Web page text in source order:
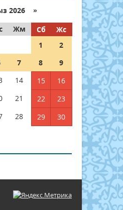
2026 »
Жм Сб
Жс
1
2
7 8
9
14 15
16
21 22
23
28 29
30